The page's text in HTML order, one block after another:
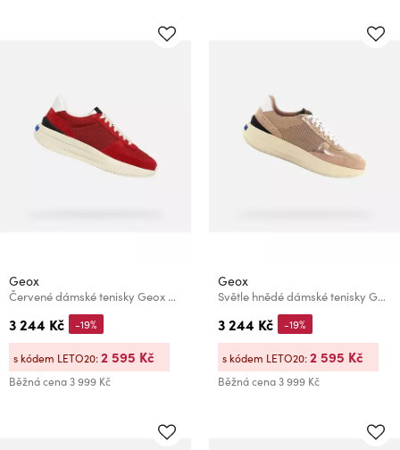
Geox
Červené dámské tenisky Geox Gxrn-01
3 244 Kč
Běžná cena3 999 Kč
-19%
s kódem LETO20:2 595 Kč
Geox
Světle hnědé dámské tenisky Geox Gxrn-01
3 244 Kč
Běžná cena3 999 Kč
-19%
s kódem LETO20:2 595 Kč